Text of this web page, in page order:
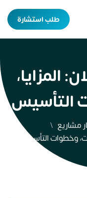
طلب استشارة
المزايا،
التأسيس
مشاريع
وخطوات التأسيس